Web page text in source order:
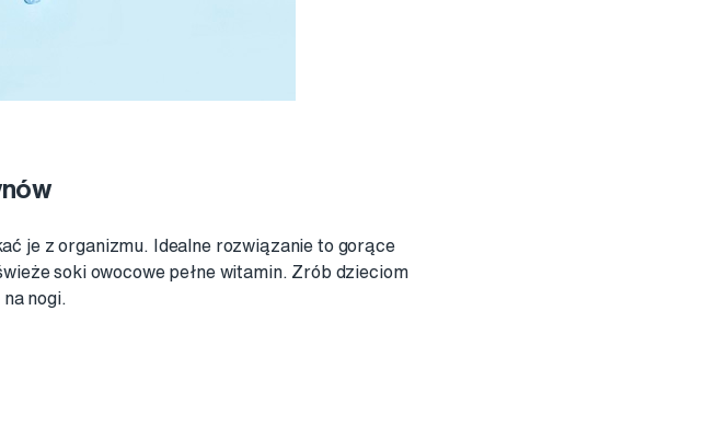
je z organizmu. Idealne rozwiązanie to gorące
soki owocowe pełne witamin. Zrób dzieciom
nogi.